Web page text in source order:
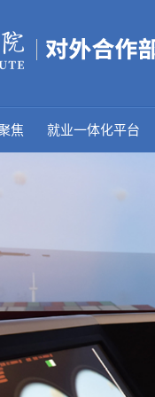
焦 就业一体化平台